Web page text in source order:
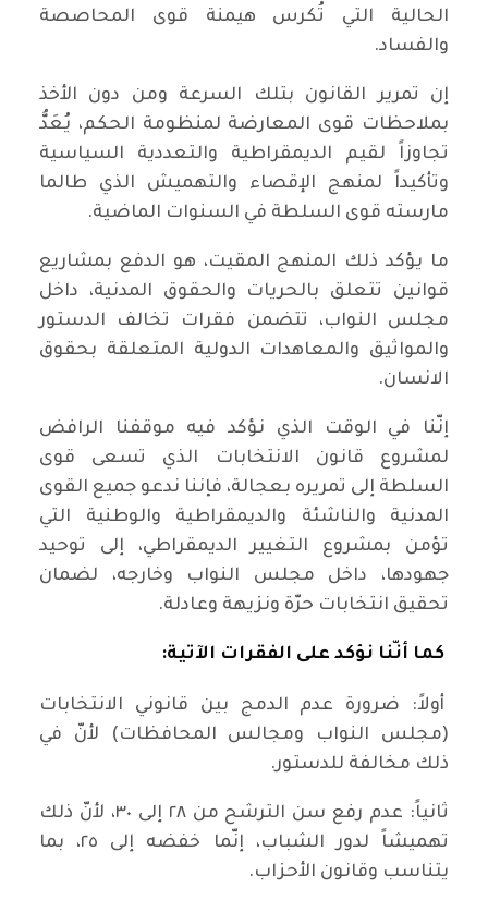
الحالية التي تُكرس هيمنة قوى المحاصصة
والفساد.
إن تمرير القانون بتلك السرعة ومن دون الأخذ
بملاحظات قوى المعارضة لمنظومة الحكم، يُعَدُّ
تجاوزاً لقيم الديمقراطية والتعددية السياسية
وتأكيداً لمنهج الإقصاء والتهميش الذي طالما
مارسته قوى السلطة في السنوات الماضية.
ما يؤكد ذلك المنهج المقيت، هو الدفع بمشاريع
قوانين تتعلق بالحريات والحقوق المدنية، داخل
مجلس النواب، تتضمن فقرات تخالف الدستور
والمواثيق والمعاهدات الدولية المتعلقة بحقوق
الانسان.
إنّنا في الوقت الذي نؤكد فيه موقفنا الرافض
لمشروع قانون الانتخابات الذي تسعى قوى
السلطة إلى تمريره بعجالة، فإننا ندعو جميع القوى
المدنية والناشئة والديمقراطية والوطنية التي
تؤمن بمشروع التغيير الديمقراطي، إلى توحيد
جهودها، داخل مجلس النواب وخارجه، لضمان
تحقيق انتخابات حرّة ونزيهة وعادلة.
كما أنّنا نؤكد على الفقرات الآتية:
أولاً: ضرورة عدم الدمج بين قانوني الانتخابات
(مجلس النواب ومجالس المحافظات) لأنّ في
ذلك مخالفة للدستور.
ثانياً: عدم رفع سن الترشح من ٢٨ إلى ٣٠، لأنّ ذلك
تهميشاً لدور الشباب، إنّما خفضه إلى ٢٥، بما
يتناسب وقانون الأحزاب.